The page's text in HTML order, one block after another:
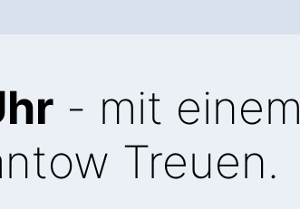
- mit einem
Treuen.